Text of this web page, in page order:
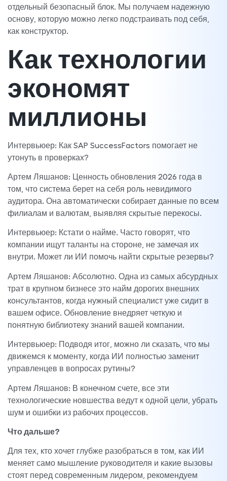
отдельный безопасный блок. Мы получаем надежную
основу, которую можно легко подстраивать под себя,
как конструктор.
Как технологии
экономят
миллионы
Интервьюер: Как SAP SuccessFactors помогает не
утонуть в проверках?
Артем Ляшанов: Ценность обновления 2026 года в
том, что система берет на себя роль невидимого
аудитора. Она автоматически собирает данные по всем
филиалам и валютам, выявляя скрытые перекосы.
Интервьюер: Кстати о найме. Часто говорят, что
компании ищут таланты на стороне, не замечая их
внутри. Может ли ИИ помочь найти скрытые резервы?
Артем Ляшанов: Абсолютно. Одна из самых абсурдных
трат в крупном бизнесе это найм дорогих внешних
консультантов, когда нужный специалист уже сидит в
вашем офисе. Обновление внедряет четкую и
понятную библиотеку знаний вашей компании.
Интервьюер: Подводя итог, можно ли сказать, что мы
движемся к моменту, когда ИИ полностью заменит
управленцев в вопросах рутины?
Артем Ляшанов: В конечном счете, все эти
технологические новшества ведут к одной цели, убрать
шум и ошибки из рабочих процессов.
Что дальше?
Для тех, кто хочет глубже разобраться в том, как ИИ
меняет само мышление руководителя и какие вызовы
стоят перед современным лидером, рекомендуем